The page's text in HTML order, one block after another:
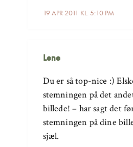
19 APR 2011 KL. 5:10 PM
Lene
Du er så top-nice :)
stemningen på det
billede! – har sagt det
stemningen på dine
sjæl.